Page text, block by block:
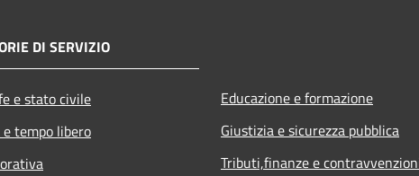
DI SERVIZIO
e stato civile
tempo libero
Educazione e formazione
Giustizia e sicurezza pubblica
Tributi,finanze e